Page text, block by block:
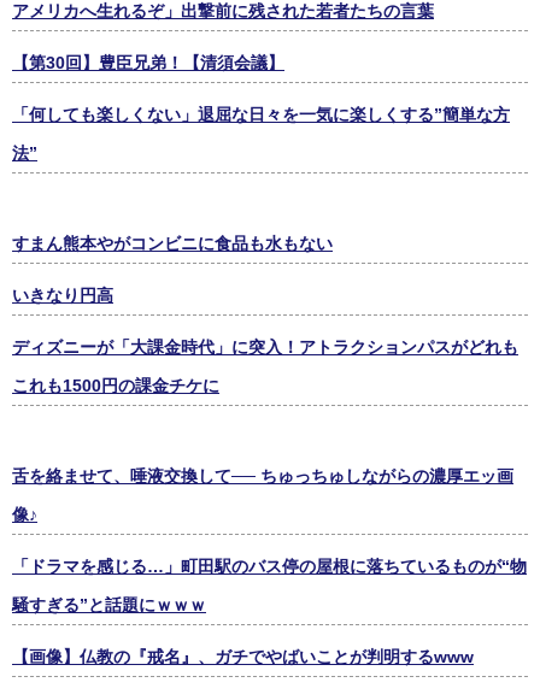
アメリカへ生れるぞ」出撃前に残された若者たちの言葉
【第30回】豊臣兄弟！【清須会議】
「何しても楽しくない」退屈な日々を一気に楽しくする”簡単な方
法”
すまん熊本やがコンビニに食品も水もない
いきなり円高
ディズニーが「大課金時代」に突入！アトラクションパスがどれも
これも1500円の課金チケに
舌を絡ませて、唾液交換して── ちゅっちゅしながらの濃厚エッ画
像♪
「ドラマを感じる…」町田駅のバス停の屋根に落ちているものが“物
騒すぎる”と話題にｗｗｗ
【画像】仏教の『戒名』、ガチでやばいことが判明するwww